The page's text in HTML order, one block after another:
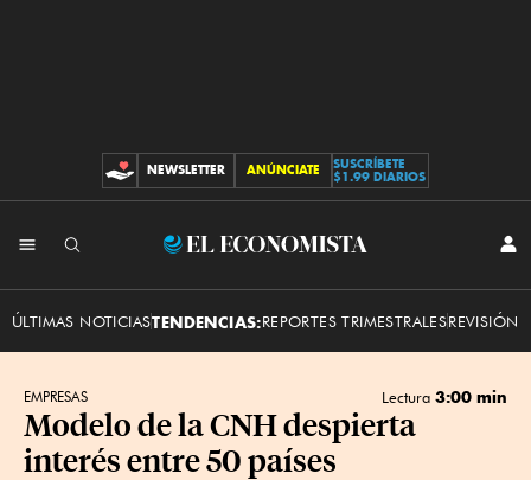
CONTRIBUCIONES
NEWSLETTER ANÚNCIATE
SUSCRÍBETE
$1.99 DIARIOS
El
ÚLTIMAS NOTICIASTENDENCIAS:REPORTES TRIMESTRALESREVISIÓN
EMPRESAS Lectura 3:00 min
Modelo de la CNH despierta
interés entre 50 países